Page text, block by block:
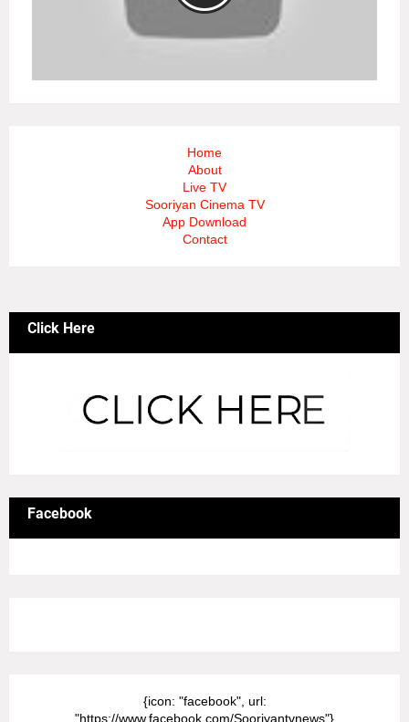
Home
About
Live TV
Sooriyan Cinema TV
App Download
Contact
Click Here
Facebook
{icon: "facebook", url:
"https://www.facebook.com/Sooriyantvnews"}